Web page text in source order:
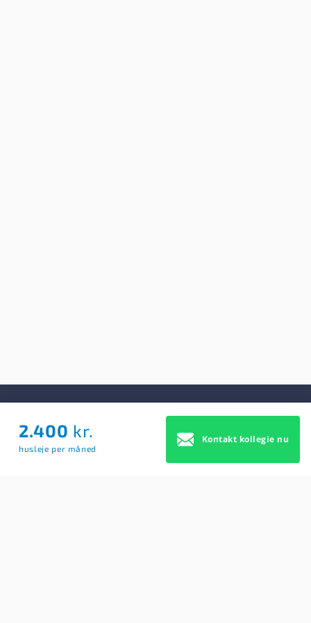
2.400 kr.
husleje per måned
Kontakt kollegie nu